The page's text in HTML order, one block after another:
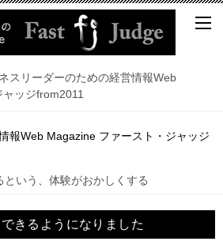
スリーダーのための経営情報Web
ッジfrom2011
報Web Magazine ファースト・ジャッジ
という、体験がおかしくする
きるようになりました